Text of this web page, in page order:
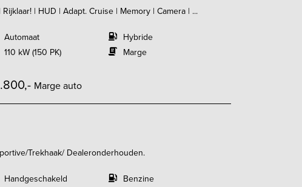
| HUD | Adapt. Cruise | Memory | Camera | ...
Automaat
110 kW (150 PK)
Hybride
Marge
Marge auto
Trekhaak/ Dealeronderhouden.
Handgeschakeld
Benzine